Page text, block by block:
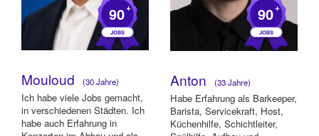
90+
Mouloud (30 Jahre)
Ich habe viele Jobs gemacht,
in verschiedenen Städten. Ich
habe auch Erfahrung in
90+
Anton (33 Jahre)
Habe Erfahrung als Barkeeper,
Barista, Servicekraft, Host,
Küchenhilfe, Schichtleiter,